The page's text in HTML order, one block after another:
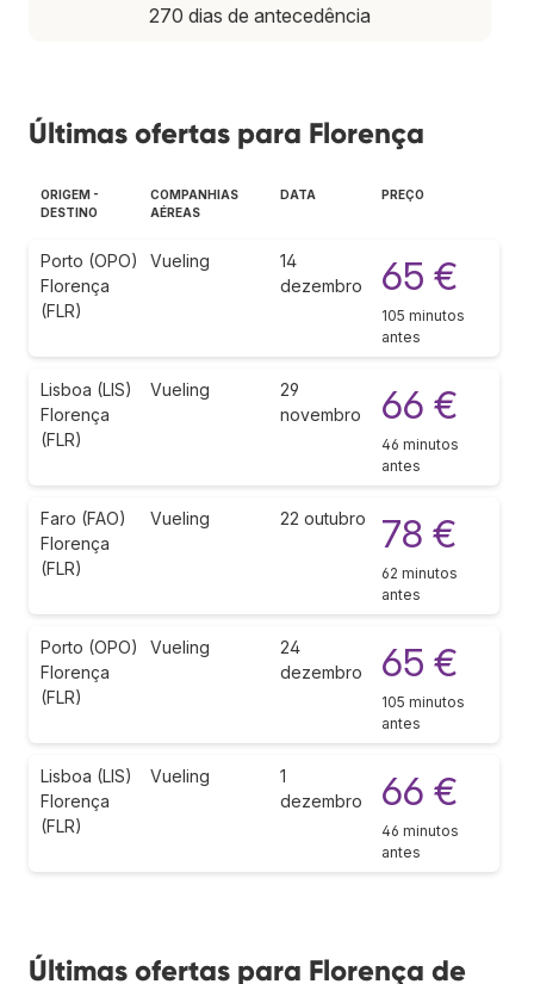
270 dias de antecedência
Últimas ofertas para Florença
ORIGEM -
DESTINO
COMPANHIAS
AÉREAS
DATA PREÇO
Porto (OPO)
Florença
(FLR)
Vueling
14
dezembro
65 €
105 minutos
antes
Lisboa (LIS)
Florença
(FLR)
Vueling
29
novembro
66 €
46 minutos
antes
Faro (FAO)
Florença
(FLR)
Vueling 22 outubro 78 €
62 minutos
antes
Porto (OPO)
Florença
(FLR)
Vueling
24
dezembro
65 €
105 minutos
antes
Lisboa (LIS)
Florença
(FLR)
Vueling
1
dezembro
66 €
46 minutos
antes
Últimas ofertas para Florença de